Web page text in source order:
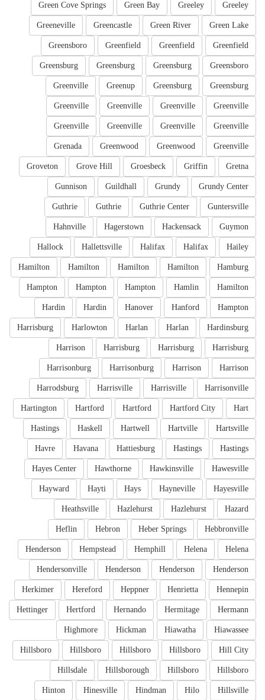
Greeley
Greeley
Green Bay
Green Cove Springs
Green Lake
Green River
Greencastle
Greeneville
Greenfield
Greenfield
Greenfield
Greensboro
Greensboro
Greensburg
Greensburg
Greensburg
Greensburg
Greensburg
Greenup
Greenville
Greenville
Greenville
Greenville
Greenville
Greenville
Greenville
Greenville
Greenville
Greenville
Greenwood
Greenwood
Grenada
Gretna
Griffin
Groesbeck
Grove Hill
Groveton
Grundy Center
Grundy
Guildhall
Gunnison
Guntersville
Guthrie Center
Guthrie
Guthrie
Guymon
Hackensack
Hagerstown
Hahnville
Hailey
Halifax
Halifax
Hallettsville
Hallock
Hamburg
Hamilton
Hamilton
Hamilton
Hamilton
Hamilton
Hamlin
Hampton
Hampton
Hampton
Hampton
Hanford
Hanover
Hardin
Hardin
Hardinsburg
Harlan
Harlan
Harlowton
Harrisburg
Harrisburg
Harrisburg
Harrisburg
Harrison
Harrison
Harrison
Harrisonburg
Harrisonburg
Harrisonville
Harrisville
Harrisville
Harrodsburg
Hart
Hartford City
Hartford
Hartford
Hartington
Hartsville
Hartville
Hartwell
Haskell
Hastings
Hastings
Hastings
Hattiesburg
Havana
Havre
Hawesville
Hawkinsville
Hawthorne
Hayes Center
Hayesville
Hayneville
Hays
Hayti
Hayward
Hazard
Hazlehurst
Hazlehurst
Heathsville
Hebbronville
Heber Springs
Hebron
Heflin
Helena
Helena
Hemphill
Hempstead
Henderson
Henderson
Henderson
Henderson
Hendersonville
Hennepin
Henrietta
Heppner
Hereford
Herkimer
Hermann
Hermitage
Hernando
Hertford
Hettinger
Hiawassee
Hiawatha
Hickman
Highmore
Hill City
Hillsboro
Hillsboro
Hillsboro
Hillsboro
Hillsboro
Hillsboro
Hillsborough
Hillsdale
Hillsville
Hilo
Hindman
Hinesville
Hinton